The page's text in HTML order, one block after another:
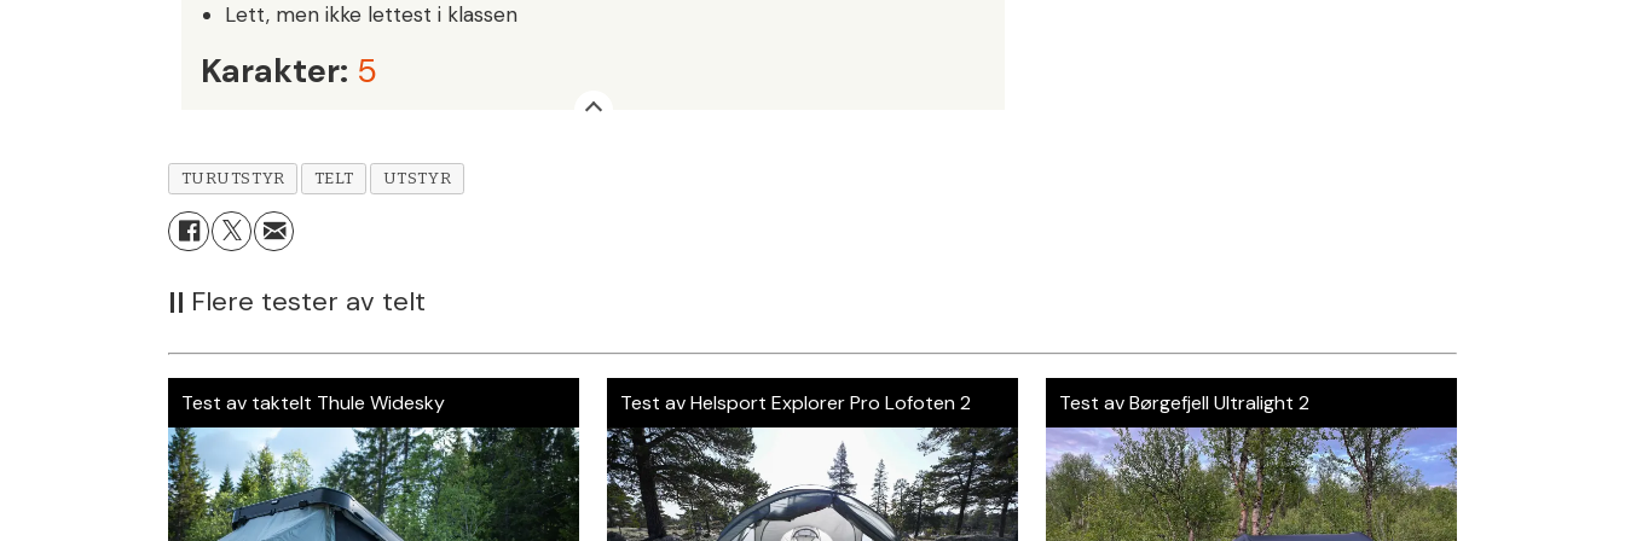
Lett, men ikke lettest i klassen
Karakter: 5
TURUTSTYR TELT UTSTYR
|| Flere tester av telt
Test av taktelt Thule Widesky Test av Helsport Explorer Pro Lofoten 2 Test av Børgefjell Ultralight 2